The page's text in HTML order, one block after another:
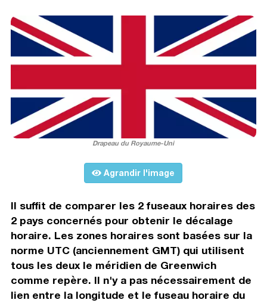
Drapeau du Royaume-Uni
Agrandir l'image
Il suffit de comparer les 2 fuseaux horaires des
2 pays concernés pour obtenir le décalage
horaire. Les zones horaires sont basées sur la
norme UTC (anciennement GMT) qui utilisent
tous les deux le méridien de Greenwich
comme repère. Il n'y a pas nécessairement de
lien entre la longitude et le fuseau horaire du